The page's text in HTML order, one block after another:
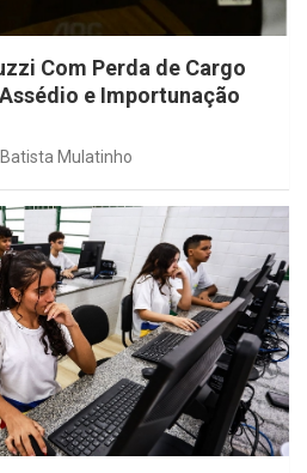
Com Perda de Cargo
e Importunação
Mulatinho